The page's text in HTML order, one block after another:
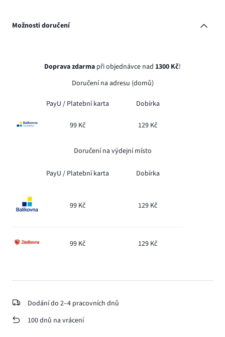
Možnosti doručení
Doprava zdarma při objednávce nad 1300 Kč!
Doručení na adresu (domů)
PayU / Platební karta Dobírka
99 Kč 129 Kč
Doručení na výdejní místo
PayU / Platební karta Dobírka
99 Kč 129 Kč
99 Kč 129 Kč
Dodání do 2–4 pracovních dnů
100 dnů na vrácení